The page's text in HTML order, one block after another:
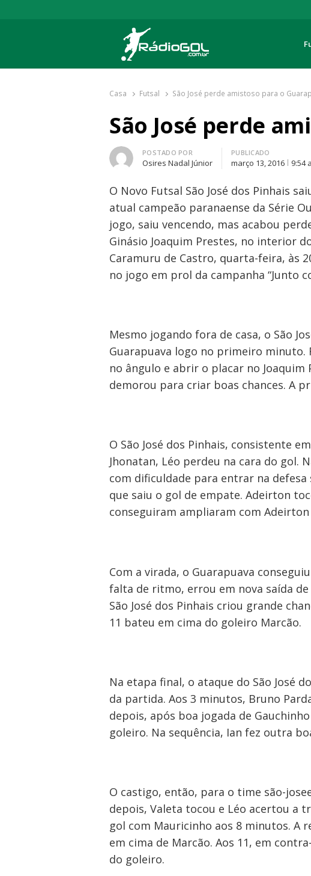
Rádio Gol
Há mais de 20 anos com as melhores coberturas
Casa Futsal São José perde amistoso para o
São José perde
Autor
POSTADO POR
Osires Nadal Júnior
PUBLICADO
março 13, 2016 9:54
O Novo Futsal São José dos Pinhais
atual campeão paranaense da Série
jogo, saiu vencendo, mas acabou
Ginásio Joaquim Prestes, no interior
Caramuru de Castro, quarta-feira, às
no jogo em prol da campanha “Junto
Mesmo jogando fora de casa, o São
Guarapuava logo no primeiro minuto.
no ângulo e abrir o placar no Joaquim
demorou para criar boas chances. A
O São José dos Pinhais, consistente
Jhonatan, Léo perdeu na cara do gol.
com dificuldade para entrar na
que saiu o gol de empate. Adeirton
conseguiram ampliaram com
Com a virada, o Guarapuava
falta de ritmo, errou em nova saída
São José dos Pinhais criou grande
11 bateu em cima do goleiro Marcão.
Na etapa final, o ataque do São José
da partida. Aos 3 minutos, Bruno
depois, após boa jogada de
goleiro. Na sequência, Ian fez outra
O castigo, então, para o time são-
depois, Valeta tocou e Léo acertou a
gol com Mauricinho aos 8 minutos. A
em cima de Marcão. Aos 11, em
do goleiro.